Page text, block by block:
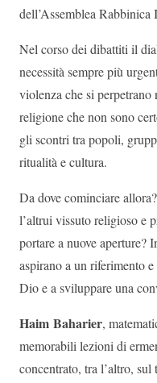
dell’Assemblea Rabbinica
Nel corso dei dibattiti il
necessità sempre più
violenza che si
religione che non sono
gli scontri tra popoli,
ritualità e cultura.
Da dove cominciare
l’altrui vissuto religioso e
portare a nuove aperture?
aspirano a un riferimento
Dio e a sviluppare una
Haim Baharier,
memorabili lezioni di
concentrato, tra l’altro, sul